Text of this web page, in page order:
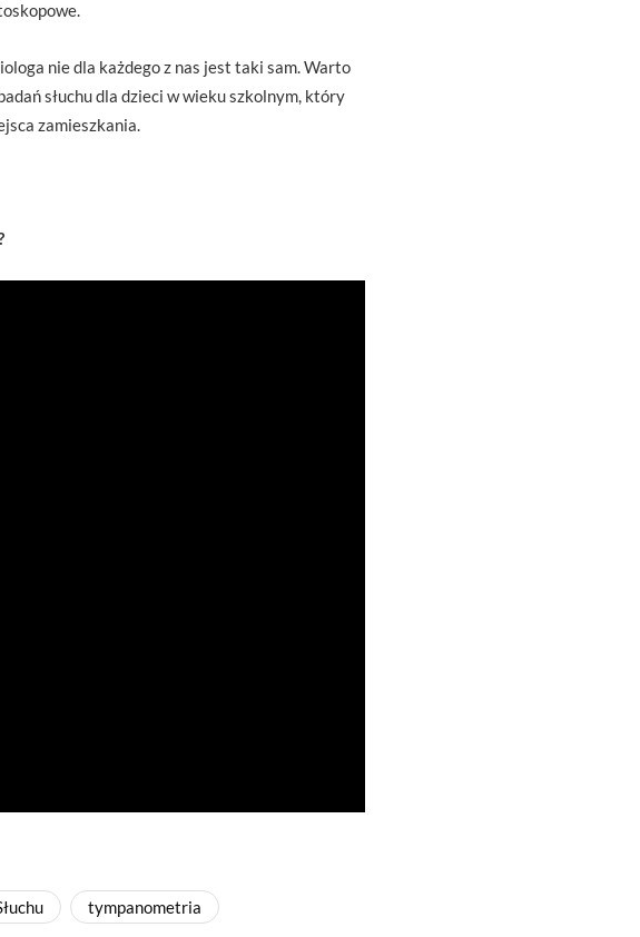
nie dla każdego z nas jest taki sam. Warto
słuchu dla dzieci w wieku szkolnym, który
zamieszkania.
tympanometria